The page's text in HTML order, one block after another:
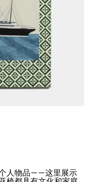
人物品——这里展示